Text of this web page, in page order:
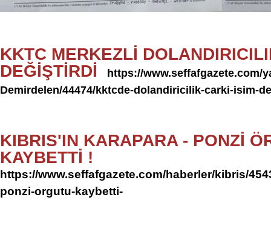
KKTC MERKEZLİ
DEĞİŞTİRDİ
https://www.seffafgazete.com/
Demirdelen/44474/kktcde-dolandiricilik-carki-isim-
KIBRIS'IN KARAPARA - PONZİ
KAYBETTİ !
https://www.seffafgazete.com/haberler/kibris/
ponzi-orgutu-kaybetti-